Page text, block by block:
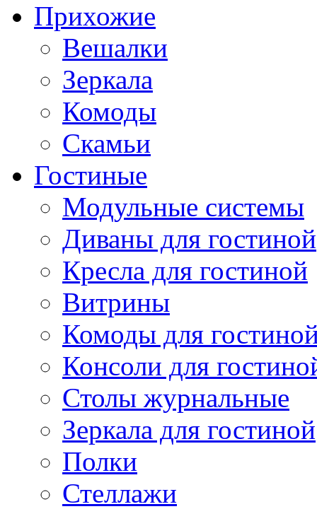
Прихожие
Вешалки
Зеркала
Комоды
Скамьи
Гостиные
Модульные системы
Диваны для гостиной
Кресла для гостиной
Витрины
Комоды для
Консоли для
Столы журнальные
Зеркала для гостиной
Полки
Стеллажи